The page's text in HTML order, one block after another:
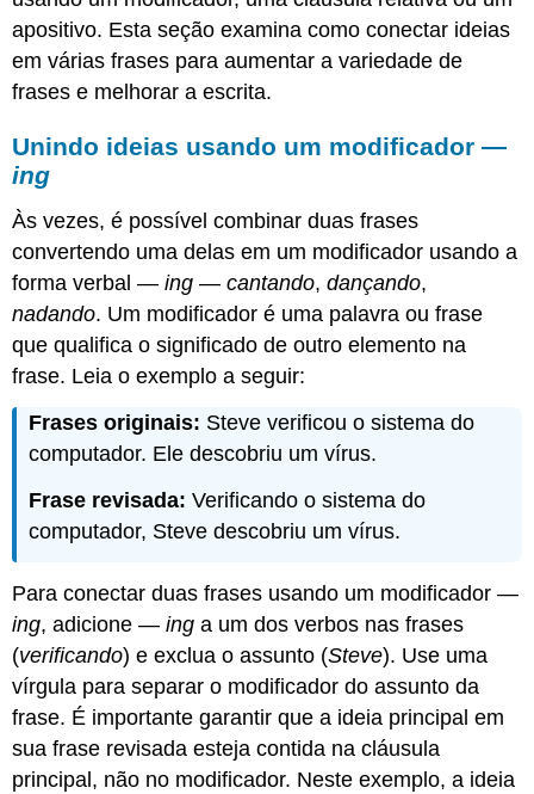
apositivo. Esta seção examina como conectar ideias
em várias frases para aumentar a variedade de
frases e melhorar a escrita.
Unindo ideias usando um modificador —
ing
Às vezes, é possível combinar duas frases
convertendo uma delas em um modificador usando a
forma verbal —ing —cantando,dançando,
nadando. Um modificador é uma palavra ou frase
que qualifica o significado de outro elemento na
frase. Leia o exemplo a seguir:
Frases originais: Steve verificou o sistema do
computador. Ele descobriu um vírus.
Frase revisada: Verificando o sistema do
computador, Steve descobriu um vírus.
Para conectar duas frases usando um modificador —
ing, adicione —ing a um dos verbos nas frases
(verificando) e exclua o assunto (Steve). Use uma
vírgula para separar o modificador do assunto da
frase. É importante garantir que a ideia principal em
sua frase revisada esteja contida na cláusula
principal, não no modificador. Neste exemplo, a ideia